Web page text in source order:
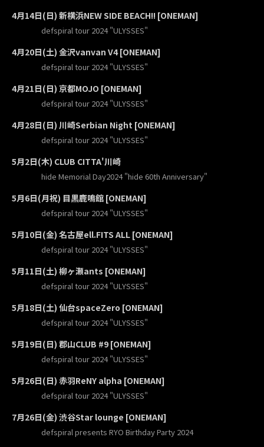
4月14日(日) 新横浜NEW SIDE BEACH!! [ONEMAN]
defspiral tour 2024 "ULYSSES"
4月20日(土) 金沢vanvan V4 [ONEMAN]
defspiral tour 2024 "ULYSSES"
4月21日(日) 京都MOJO [ONEMAN]
defspiral tour 2024 "ULYSSES"
4月28日(日) 川崎Serbian Night [ONEMAN]
defspiral tour 2024 "ULYSSES"
5月2日(木) CLUB CITTA'川崎
hide Memorial Day2024 "hide 60th Anniversary"
5月6日(月祝) 目黒鹿鳴館 [ONEMAN]
defspiral tour 2024 "ULYSSES"
5月10日(金) 名古屋ell.FITS ALL [ONEMAN]
defspiral tour 2024 "ULYSSES"
5月11日(土) 柳ヶ瀬ants [ONEMAN]
defspiral tour 2024 "ULYSSES"
5月18日(土) 仙台spaceZero [ONEMAN]
defspiral tour 2024 "ULYSSES"
5月19日(日) 郡山CLUB #9 [ONEMAN]
defspiral tour 2024 "ULYSSES"
5月26日(日) 赤羽ReNY alpha [ONEMAN]
defspiral tour 2024 "ULYSSES"
7月26日(金) 渋谷Star lounge [ONEMAN]
defspiral presents RYO Birthday Party 2024